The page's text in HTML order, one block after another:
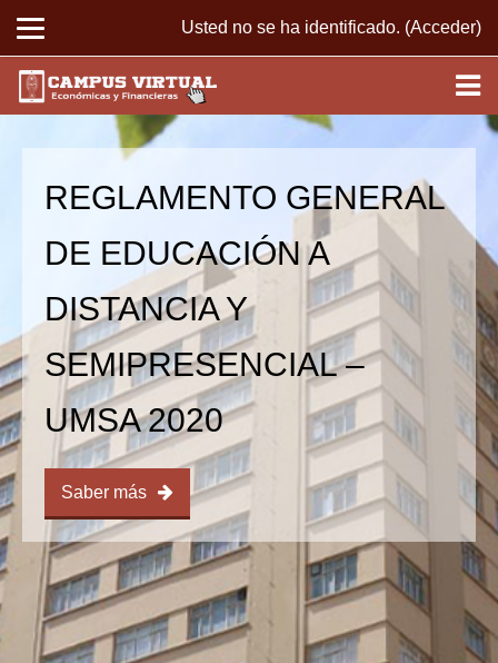
Salta al contenido principal
Usted no se ha identificado. (Acceder)
REGLAMENTO GENERAL
DE EDUCACIÓN A
DISTANCIA Y
SEMIPRESENCIAL –
UMSA 2020
Saber más